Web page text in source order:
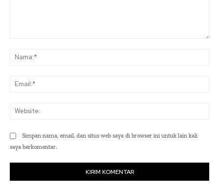
Simpan nama, email, dan situs web saya di browser ini untuk lain kali
saya berkomentar.